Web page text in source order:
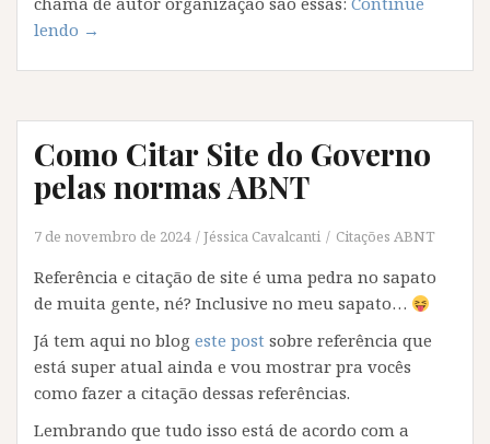
lendo “9
Instituição
na
Vancouver”
→
Como Citar Site do Governo
pelas normas ABNT
7 de novembro de 2024 Jéssica Cavalcanti Citações ABNT
Referência e citação de site é uma pedra no sapato
de muita gente, né? Inclusive no meu sapato…
Já tem aqui no blog este post sobre referência que
está super atual ainda e vou mostrar pra vocês
como fazer a citação dessas referências.
Lembrando que tudo isso está de acordo com a